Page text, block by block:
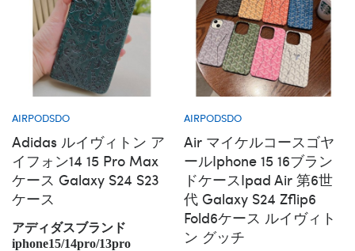
AIRPODSDO
Adidas ルイヴィトン ア
イフォン14 15 Pro Max
ケース Galaxy S24 S23
ケース
アディダスブランド
iphone15/14pro/13pro
AIRPODSDO
Air マイケルコースゴヤ
ールiphone 15 16ブラン
ドケースipad Air 第6世
代 Galaxy S24 Zflip6
Fold6ケース ルイヴィト
ン グッチ